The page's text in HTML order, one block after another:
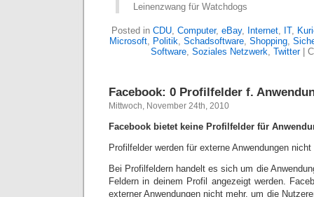
Leinenzwang für Watchdogs
Posted in CDU, Computer, eBay, Internet, IT,
Microsoft, Politik, Schadsoftware, Shopping,
Software, Soziales Netzwerk, Twitter|
Facebook: 0 Profilfelder f.
Mittwoch, November 24th, 2010
Facebook bietet keine Profilfelder für
Profilfelder werden für externe Anwendungen
Bei Profilfeldern handelt es sich um die
Feldern in deinem Profil angezeigt werden.
externer Anwendungen nicht mehr, um die